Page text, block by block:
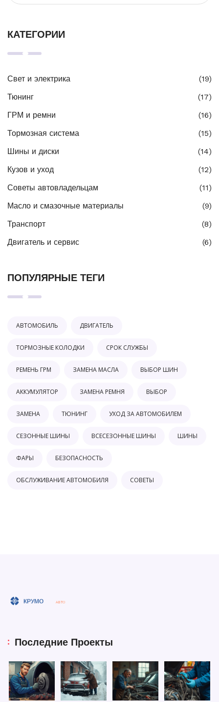
КАТЕГОРИИ
Свет и электрика
(19)
Тюнинг
(17)
ГРМ и ремни
(16)
Тормозная система
(15)
Шины и диски
(14)
Кузов и уход
(12)
Советы автовладельцам
(11)
Масло и смазочные материалы
(9)
Транспорт
(8)
Двигатель и сервис
(6)
ПОПУЛЯРНЫЕ ТЕГИ
АВТОМОБИЛЬ ДВИГАТЕЛЬ
ТОРМОЗНЫЕ КОЛОДКИ СРОК СЛУЖБЫ
РЕМЕНЬ ГРМ ЗАМЕНА МАСЛА ВЫБОР ШИН
АККУМУЛЯТОР ЗАМЕНА РЕМНЯ ВЫБОР
ЗАМЕНА ТЮНИНГ УХОД ЗА АВТОМОБИЛЕМ
СЕЗОННЫЕ ШИНЫ ВСЕСЕЗОННЫЕ ШИНЫ ШИНЫ
ФАРЫ БЕЗОПАСНОСТЬ
ОБСЛУЖИВАНИЕ АВТОМОБИЛЯ СОВЕТЫ
Последние Проекты